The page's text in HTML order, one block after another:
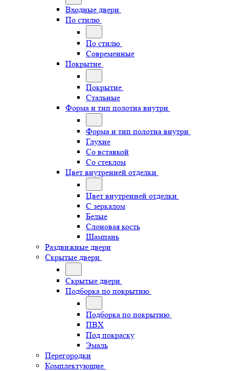
Входные двери
По стилю
По стилю
Современные
Покрытие
Покрытие
Стальные
Форма и тип полотна внутри
Форма и тип полотна внутри
Глухие
Со вставкой
Со стеклом
Цвет внутренней отделки
Цвет внутренней отделки
С зеркалом
Белые
Слоновая кость
Шампань
Раздвижные двери
Скрытые двери
Скрытые двери
Подборка по покрытию
Подборка по покрытию
ПВХ
Под покраску
Эмаль
Перегородки
Комплектующие